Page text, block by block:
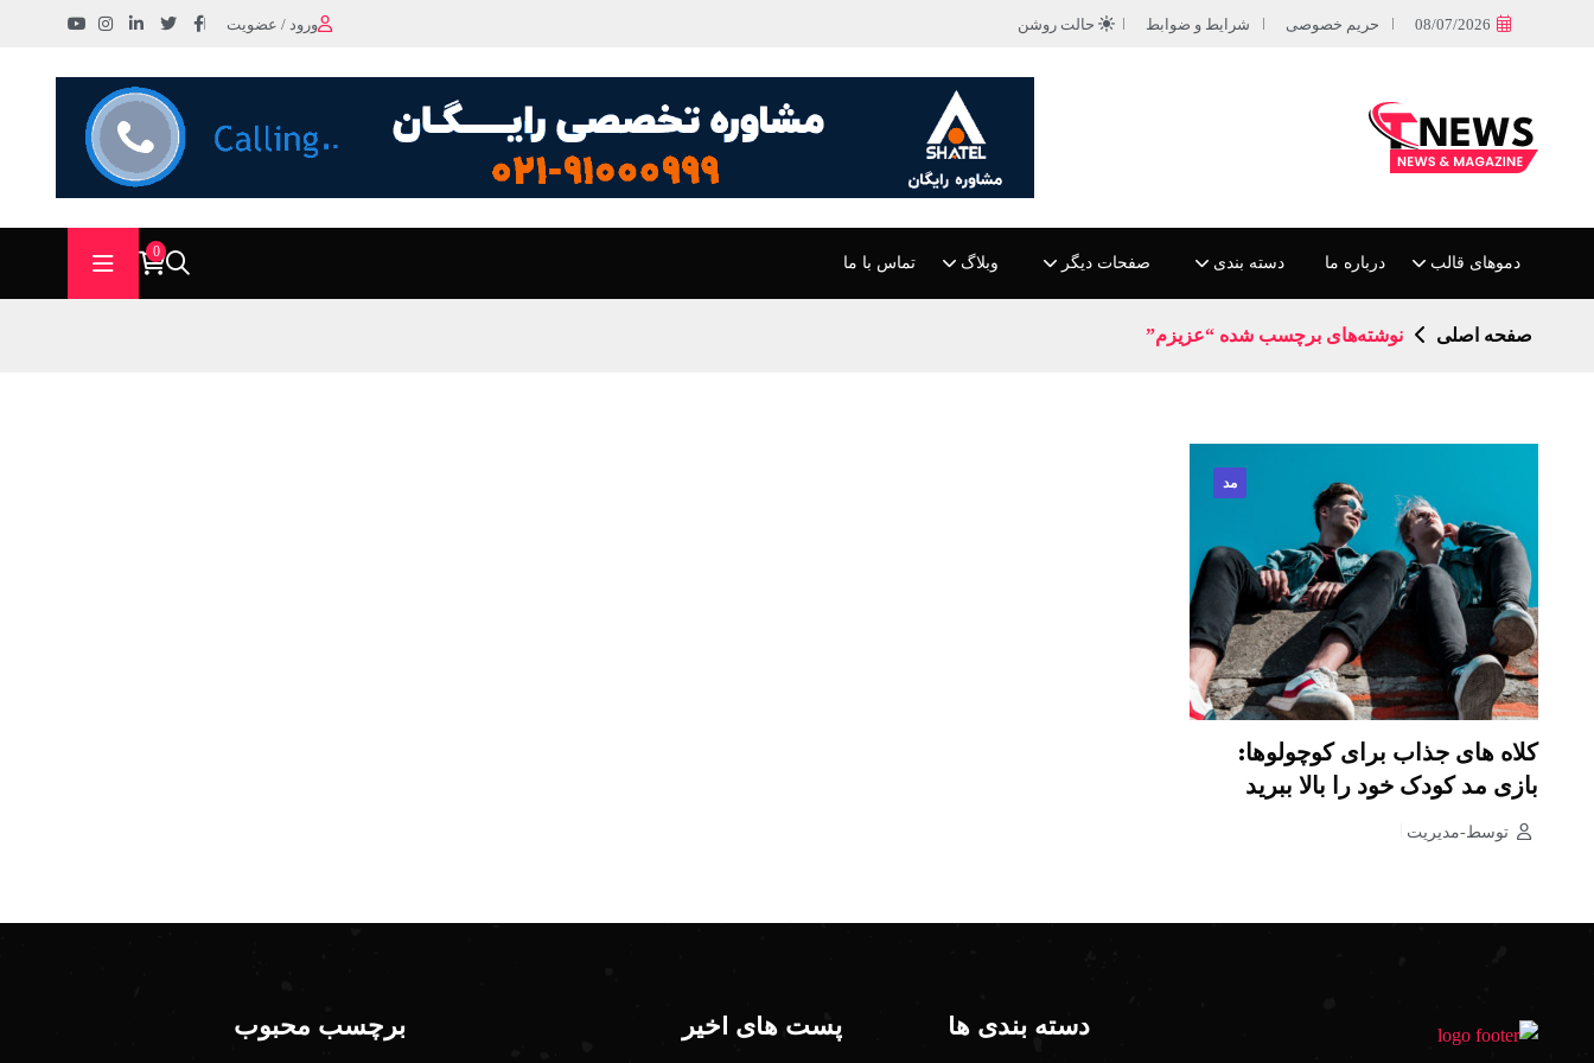
08/07/2026 حریم خصوصی شرایط و ضوابط حالت روشن ورود / عضویت
دموهای قالب درباره ما دسته بندی صفحات دیگر وبلاگ تماس با ما
0
صفحه اصلی نوشته‌های برچسب شده “عزیزم”
مد
کلاه های جذاب برای کوچولوها:
بازی مد کودک خود را بالا ببرید
توسط-مدیریت
دسته بندی ها پست های اخیر برچسب محبوب